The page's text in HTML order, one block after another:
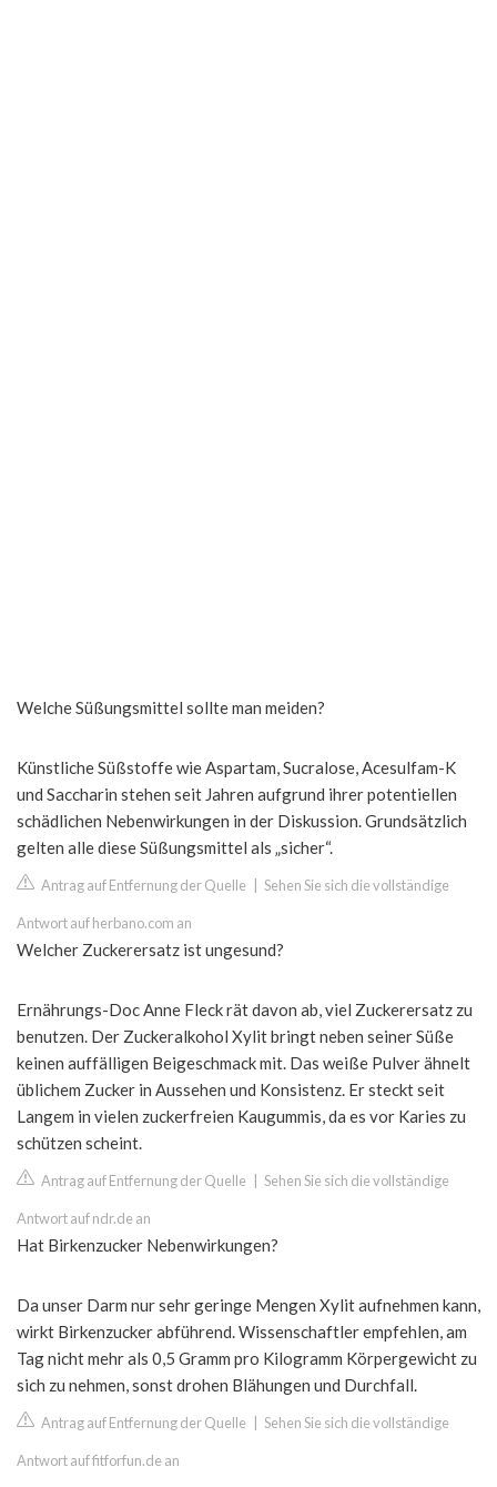
Welche Süßungsmittel sollte man meiden?
Künstliche Süßstoffe wie Aspartam, Sucralose, Acesulfam-K
und Saccharin stehen seit Jahren aufgrund ihrer potentiellen
schädlichen Nebenwirkungen in der Diskussion. Grundsätzlich
gelten alle diese Süßungsmittel als „sicher“.
Antrag auf Entfernung der Quelle Sehen Sie sich die vollständige
Antwort auf herbano.com an
Welcher Zuckerersatz ist ungesund?
Ernährungs-Doc Anne Fleck rät davon ab, viel Zuckerersatz zu
benutzen. Der Zuckeralkohol Xylit bringt neben seiner Süße
keinen auffälligen Beigeschmack mit. Das weiße Pulver ähnelt
üblichem Zucker in Aussehen und Konsistenz. Er steckt seit
Langem in vielen zuckerfreien Kaugummis, da es vor Karies zu
schützen scheint.
Antrag auf Entfernung der Quelle Sehen Sie sich die vollständige
Antwort auf ndr.de an
Hat Birkenzucker Nebenwirkungen?
Da unser Darm nur sehr geringe Mengen Xylit aufnehmen kann,
wirkt Birkenzucker abführend. Wissenschaftler empfehlen, am
Tag nicht mehr als 0,5 Gramm pro Kilogramm Körpergewicht zu
sich zu nehmen, sonst drohen Blähungen und Durchfall.
Antrag auf Entfernung der Quelle Sehen Sie sich die vollständige
Antwort auf fitforfun.de an